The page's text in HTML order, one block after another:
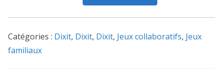
Revelations
Catégories : Dixit, Dixit, Dixit, Jeux collaboratifs, Jeux
familiaux